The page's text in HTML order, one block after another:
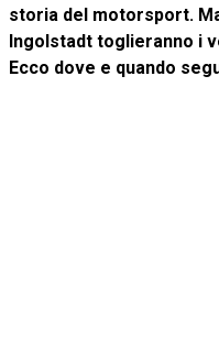
storia del motorsport.
Ingolstadt toglieranno i
Ecco dove e quando